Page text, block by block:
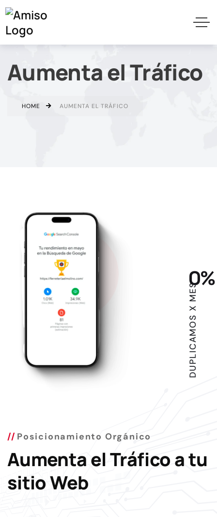
Aumenta el Tráfico
HOME AUMENTA EL TRÁFICO
0%
DUPLICAMOS X MES
Posicionamiento Orgánico
Aumenta el Tráfico a tu
sitio Web